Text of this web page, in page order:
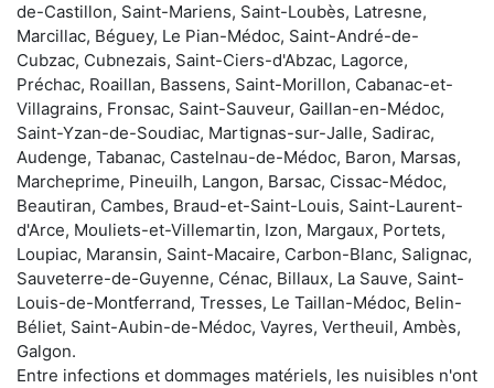
de-Castillon, Saint-Mariens, Saint-Loubès, Latresne,
Marcillac, Béguey, Le Pian-Médoc, Saint-André-de-
Cubzac, Cubnezais, Saint-Ciers-d'Abzac, Lagorce,
Préchac, Roaillan, Bassens, Saint-Morillon, Cabanac-et-
Villagrains, Fronsac, Saint-Sauveur, Gaillan-en-Médoc,
Saint-Yzan-de-Soudiac, Martignas-sur-Jalle, Sadirac,
Audenge, Tabanac, Castelnau-de-Médoc, Baron, Marsas,
Marcheprime, Pineuilh, Langon, Barsac, Cissac-Médoc,
Beautiran, Cambes, Braud-et-Saint-Louis, Saint-Laurent-
d'Arce, Mouliets-et-Villemartin, Izon, Margaux, Portets,
Loupiac, Maransin, Saint-Macaire, Carbon-Blanc, Salignac,
Sauveterre-de-Guyenne, Cénac, Billaux, La Sauve, Saint-
Louis-de-Montferrand, Tresses, Le Taillan-Médoc, Belin-
Béliet, Saint-Aubin-de-Médoc, Vayres, Vertheuil, Ambès,
Galgon.
Entre infections et dommages matériels, les nuisibles n'ont